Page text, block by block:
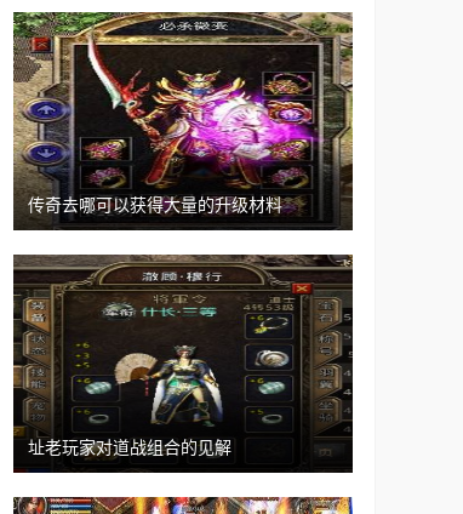
传奇去哪可以获得大量的升级材料
址老玩家对道战组合的见解